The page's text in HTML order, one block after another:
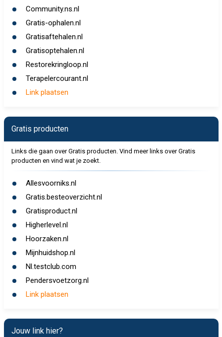
Community.ns.nl
Gratis-ophalen.nl
Gratisaftehalen.nl
Gratisoptehalen.nl
Restorekringloop.nl
Terapelercourant.nl
Link plaatsen
Gratis producten
Links die gaan over Gratis producten. Vind meer links over Gratis
producten en vind wat je zoekt.
Allesvoorniks.nl
Gratis.besteoverzicht.nl
Gratisproduct.nl
Higherlevel.nl
Hoorzaken.nl
Mijnhuidshop.nl
Nl.testclub.com
Pendersvoetzorg.nl
Link plaatsen
Jouw link hier?